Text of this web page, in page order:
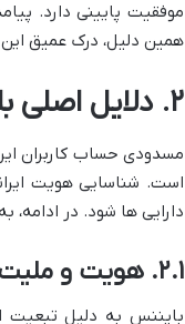
موفقیت پایینی دارد.
همین دلیل، درک عمیق این
۲. دلایل اصلی بلوکه شدن حساب کاربران ایرانی در بایننس چیست؟
مسدودی حساب کاربران
است. شناسایی هویت
دارایی ها شود. در ادامه،
۲.۱. هویت و ملیت ایرانی (تحریم ها و قوانین FATF)